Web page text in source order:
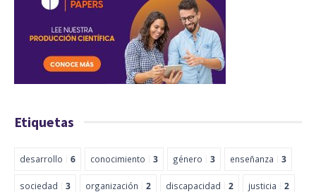
Etiquetas
desarrollo 6 conocimiento 3 género 3 enseñanza 3
sociedad 3 organización 2 discapacidad 2 justicia 2